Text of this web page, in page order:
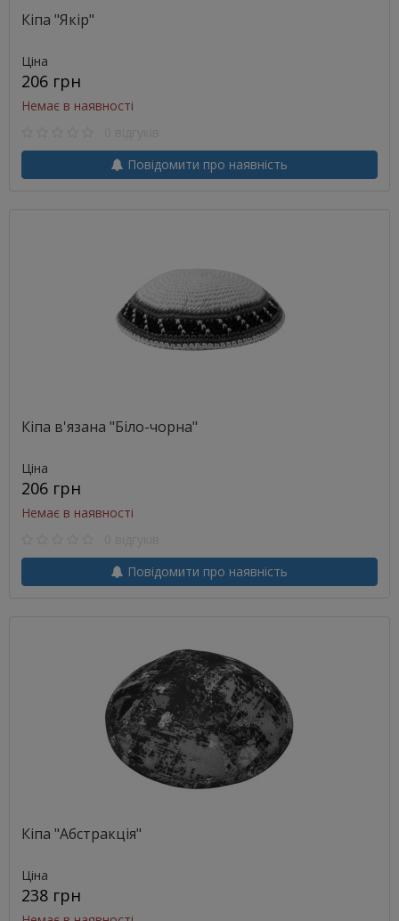
Кіпа "Якір"
Ціна
206 грн
Немає в наявності
Повідомити про наявність
Кіпа в'язана "Біло-чорна"
Ціна
206 грн
Немає в наявності
Повідомити про наявність
Кіпа "Абстракція"
Ціна
238 грн